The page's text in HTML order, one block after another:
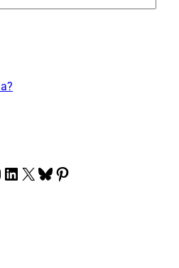
LinkedIn
X Bluesky
Pinterest